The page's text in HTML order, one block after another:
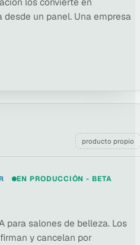
un panel. Una empresa
producto propio
EN PRODUCCIÓN - BETA
para salones de belleza. Los
y cancelan por